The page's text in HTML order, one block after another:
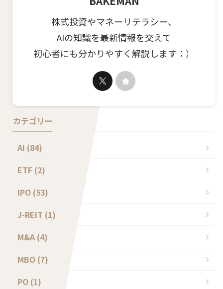
株式投資やマネーリテラシー、
AIの知識を最新情報を交えて
初心者にも分かりやすく解説します：）
カテゴリー
AI (84)
ETF (2)
IPO (53)
J-REIT (1)
M&A (4)
MBO (7)
PO (1)